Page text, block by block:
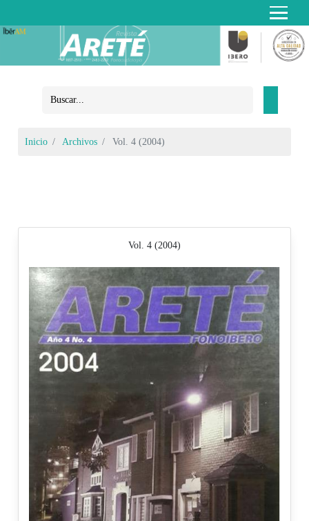
Inicio Archivos Vol. 4 (2004)
Vol. 4 (2004)